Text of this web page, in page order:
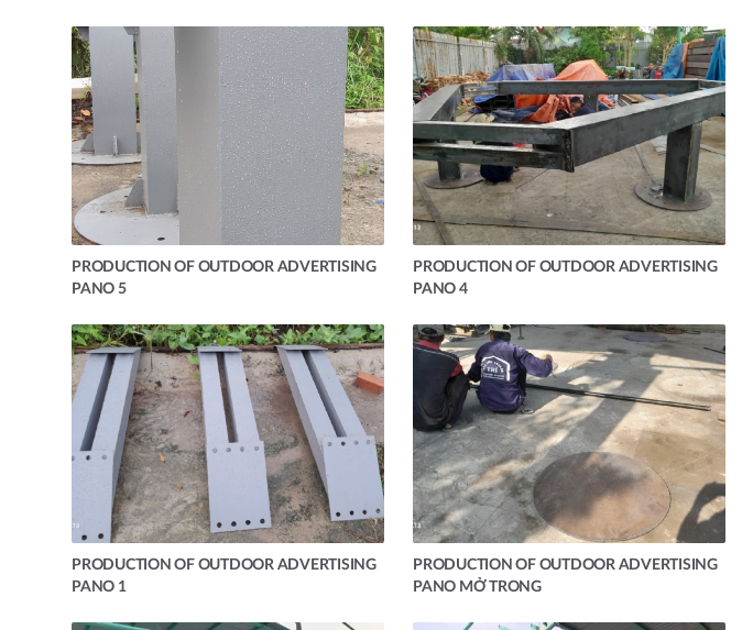
PRODUCTION OF OUTDOOR ADVERTISING
PANO 5
PRODUCTION OF OUTDOOR ADVERTISING
PANO 4
PRODUCTION OF OUTDOOR ADVERTISING
PANO 1
PRODUCTION OF OUTDOOR ADVERTISING
PANO MỞ TRONG